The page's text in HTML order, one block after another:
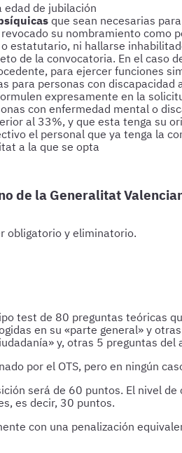
edad de jubilación
que sean necesarias
su nombramiento
estatutario, ni hallarse
de la convocatoria. En el
para ejercer funciones
para personas con
expresamente en la
con enfermedad mental o
al 33%, y que esta tenga su
el personal que ya tenga la
a la que se opta
de la Generalitat
obligatorio y eliminatorio.
test de 80 preguntas teóricas
en su «parte general» y
y, otras 5 preguntas
por el OTS, pero en ningún
será de 60 puntos. El nivel
es decir, 30 puntos.
con una penalización